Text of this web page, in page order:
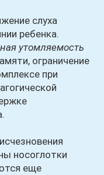
слуха
ребенка.
утомляемость
ограничение
при
носоглотки
еще